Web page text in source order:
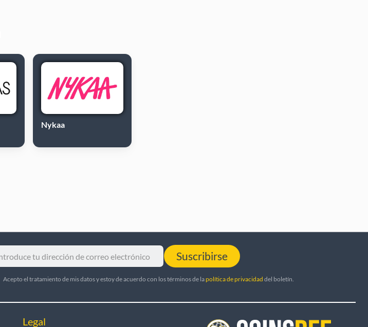
Nykaa
Suscribirse
Acepto el tratamiento de mis datos y estoy de acuerdo con los términos de lapolítica de privacidad del boletín.
Legal